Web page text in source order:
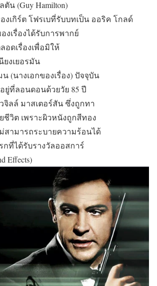
น (Guy Hamilton)
งเกิร์ต โฟรเบที่รับบทเป็น ออริค โกลด์
งเรื่องได้รับการพากย์
ดเรื่องเพื่อมิให้
งเยอรมัน
(นางเอกของเรื่อง) ปัจจุบัน
ยู่ที่ลอนดอนด้วยวัย 85 ปี
จิลล์ มาสเตอร์สัน ซึ่งถูกทา
ชีวิต เพราะผิวหนังถูกสีทอง
สามารถระบายความร้อนได้
กที่ได้รับรางวัลออสการ์
Effects)